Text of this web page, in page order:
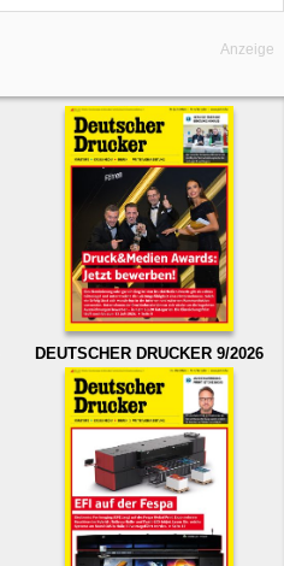
Anzeige
DEUTSCHER DRUCKER 9/2026